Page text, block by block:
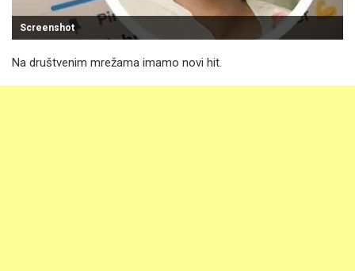
Screenshot
Na društvenim mrežama imamo novi hit.